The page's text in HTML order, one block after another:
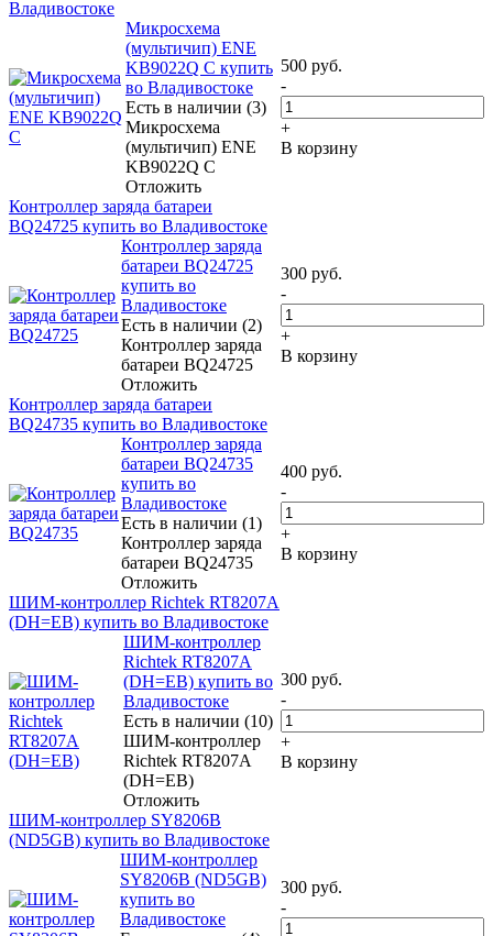
Владивостоке
Микросхема
(мультичип) ENE
KB9022Q C купить
во Владивостоке
Есть в наличии (3)
Микросхема
(мультичип) ENE
KB9022Q C
Отложить
500 руб.
-
+
В корзину
Контроллер заряда батареи
BQ24725 купить во Владивостоке
Контроллер заряда
батареи BQ24725
купить во
Владивостоке
Есть в наличии (2)
Контроллер заряда
батареи BQ24725
Отложить
300 руб.
-
+
В корзину
Контроллер заряда батареи
BQ24735 купить во Владивостоке
Контроллер заряда
батареи BQ24735
купить во
Владивостоке
Есть в наличии (1)
Контроллер заряда
батареи BQ24735
Отложить
400 руб.
-
+
В корзину
ШИМ-контроллер Richtek RT8207A
(DH=EB) купить во Владивостоке
ШИМ-контроллер
Richtek RT8207A
(DH=EB) купить во
Владивостоке
Есть в наличии (10)
ШИМ-контроллер
Richtek RT8207A
(DH=EB)
Отложить
300 руб.
-
+
В корзину
ШИМ-контроллер SY8206B
(ND5GB) купить во Владивостоке
ШИМ-контроллер
SY8206B (ND5GB)
купить во
Владивостоке
300 руб.
-